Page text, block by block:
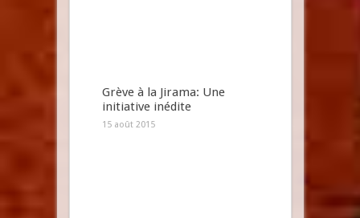
Grève à la Jirama: Une
initiative inédite
15 août 2015